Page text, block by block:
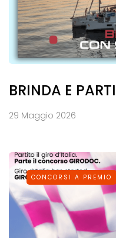
BRINDA E PARTI
29 Maggio 2026
CONCORSI A PREMIO